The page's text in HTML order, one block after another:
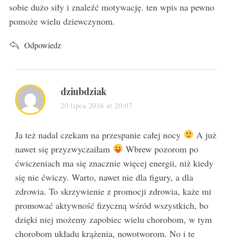
sobie dużo siły i znaleźć motywację. ten wpis na pewno
pomoże wielu dziewczynom.
Odpowiedz
s
a
s
:
dziubdziak
20 lipca 2016 at 20:07
Ja też nadal czekam na przespanie całej nocy
A już
nawet się przyzwyczaiłam
Wbrew pozorom po
ćwiczeniach ma się znacznie więcej energii, niż kiedy
się nie ćwiczy. Warto, nawet nie dla figury, a dla
zdrowia. To skrzywienie z promocji zdrowia, każe mi
promować aktywność fizyczną wśród wszystkich, bo
dzięki niej możemy zapobiec wielu chorobom, w tym
chorobom układu krążenia, nowotworom. No i te